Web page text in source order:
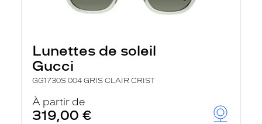
Lunettes de soleil
Gucci
GG1730S 004 GRIS CLAIR CRIST
À partir de
319,00 €